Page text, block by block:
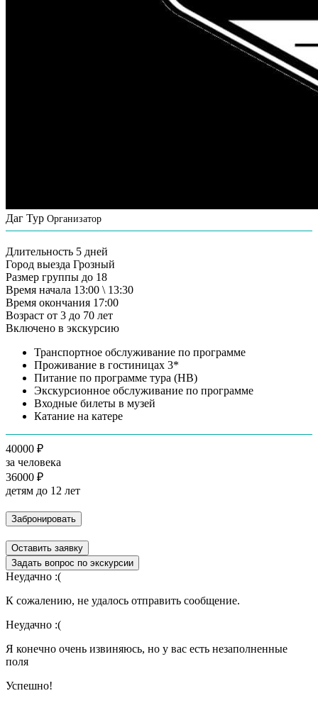
Даг Тур Организатор
Длительность 5 дней
Город выезда Грозный
Размер группы до 18
Время начала 13:00 \ 13:30
Время окончания 17:00
Возраст от 3 до 70 лет
Включено в экскурсию
Транспортное обслуживание по программе
Проживание в гостиницах 3*
Питание по программе тура (НВ)
Экскурсионное обслуживание по программе
Входные билеты в музей
Катание на катере
40000 ₽
за человека
36000 ₽
детям до 12 лет
Забронировать
Оставить заявку
Задать вопрос по экскурсии
Неудачно :(
К сожалению, не удалось отправить сообщение.
Неудачно :(
Я конечно очень извиняюсь, но у вас есть незаполненные
поля
Успешно!